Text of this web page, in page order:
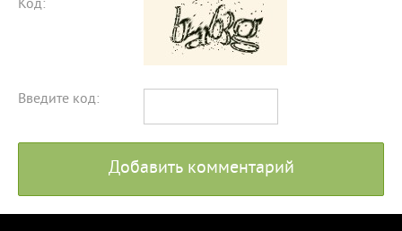
Код:
Введите код:
Добавить комментарий